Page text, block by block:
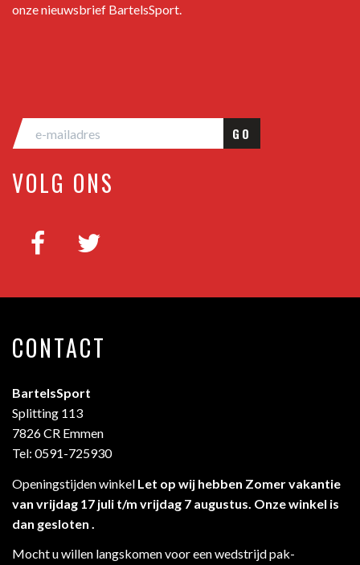
onze nieuwsbrief BartelsSport.
GO
VOLG ONS
CONTACT
BartelsSport
Splitting 113
7826 CR Emmen
Tel: 0591-725930
Openingstijden winkel Let op wij hebben Zomer vakantie
van vrijdag 17 juli t/m vrijdag 7 augustus. Onze winkel is
dan gesloten .
Mocht u willen langskomen voor een wedstrijd pak-